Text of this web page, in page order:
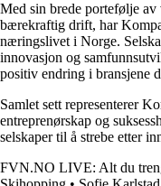
Med sin brede portefølje
bærekraftig drift, har
næringslivet i Norge.
innovasjon og
positiv endring i bransjene
Samlet sett representerer
entreprenørskap og
selskaper til å strebe etter
FVN.NO LIVE: Alt du